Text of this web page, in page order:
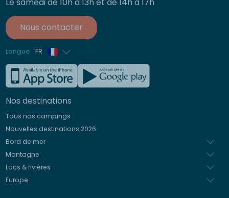
Nous contacter
Langue FR
Anglais
Allemand
Italien
Espagnol
Néerlandais
Nos destinations
Tous nos campings
Nouvelles destinations 2026
Bord de mer
Montagne
Lacs & rivières
Europe